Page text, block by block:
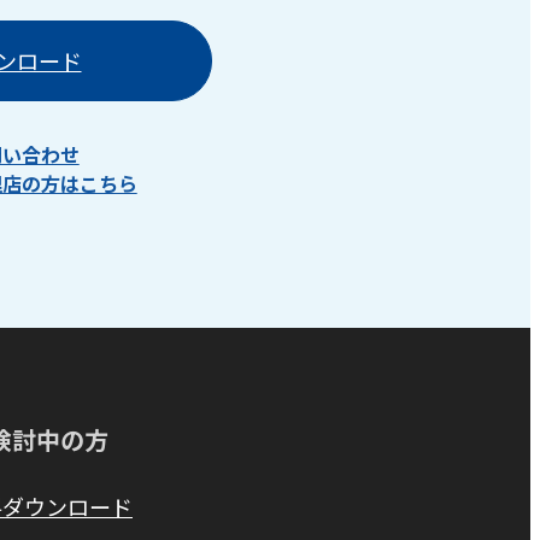
ロード
合わせ
の方はこちら
討中の方
ウンロード